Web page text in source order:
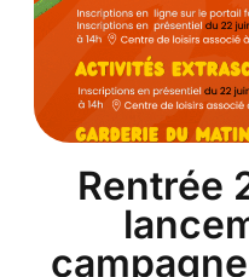
Rentrée